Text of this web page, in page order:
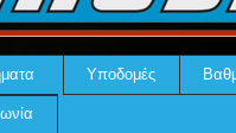
Υποδομές